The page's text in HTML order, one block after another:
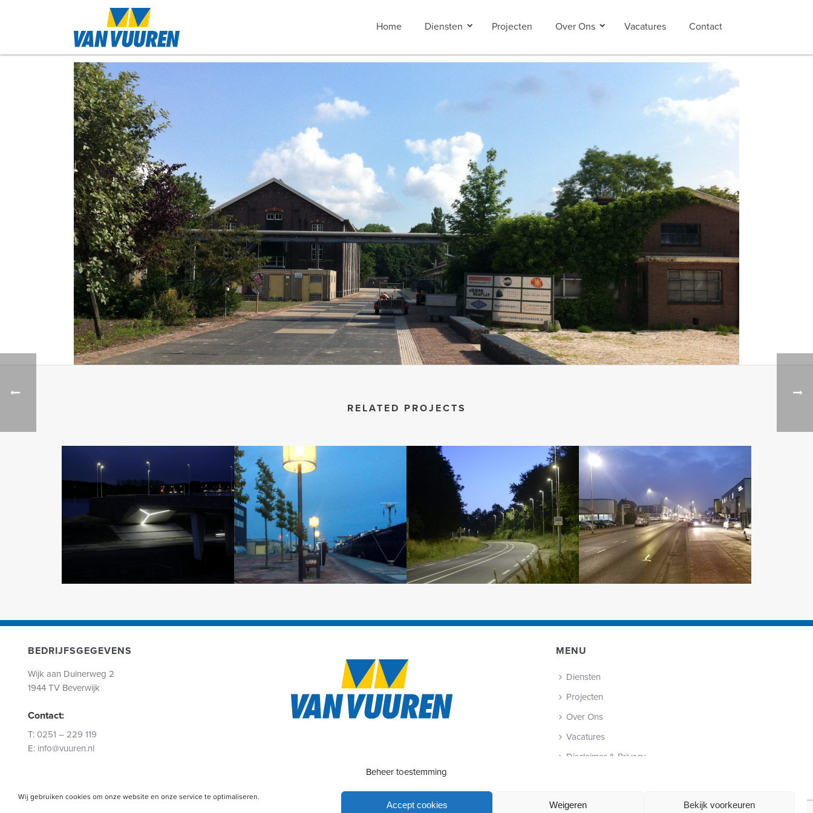
Beheer toestemming
Wij gebruiken cookies om onze website en onze service te optimaliseren.
Accept cookies Weigeren Bekijk voorkeuren
Home Diensten Projecten Over Ons Vacatures Contact
RELATED PROJECTS
BEDRIJFSGEGEVENS
Wijk aan Duinerweg 2
1944 TV Beverwijk
Contact:
T:0251 – 229 119
E: info@vuuren.nl
MENU
Diensten
Projecten
Over Ons
Vacatures
Disclaimer & Privacy